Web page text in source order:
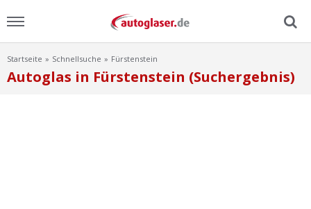
Menu
Startseite Schnellsuche Fürstenstein
Autoglas in Fürstenstein (Suchergebnis)